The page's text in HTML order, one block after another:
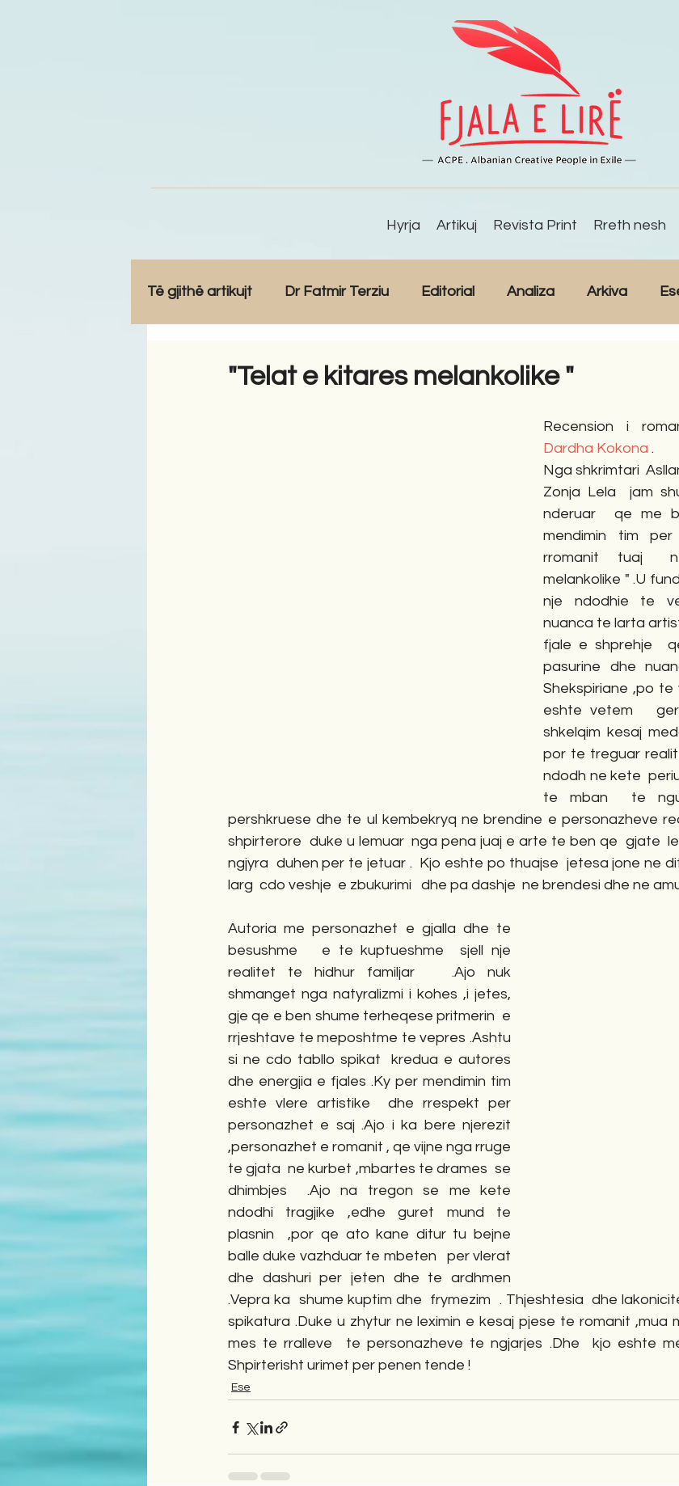
Hyrja Artikuj Revista Print Rreth nesh
Të gjithë artikujt Dr Fatmir Terziu Editorial Analiza Arkiva
Romane English
"Telat e kitares melankolike "
Recension i
Dardha Kokona .
Nga shkrimtari
Zonja Lela  jam
nderuar  qe me
mendimin tim
rromanit  tuaj
melankolike " .U
nje ndodhie te
nuanca te larta
fjale e shprehje
pasurine dhe
Shekspiriane ,po
eshte vetem
shkelqim kesaj
por te treguar
ndodh ne kete
te mban  te
pershkruese dhe te ul kembekryq ne brendine e personazheve
shpirterore  duke u lemuar  nga pena juaj e arte te ben qe  gjate
ngjyra  duhen per te jetuar .  Kjo eshte po thuajse  jetesa jone ne
larg  cdo veshje  e zbukurimi   dhe pa dashje  ne brendesi dhe ne
Autoria me personazhet e gjalla dhe te
besushme   e te kuptueshme  sjell nje
realitet te hidhur familjar   .Ajo nuk
shmanget nga natyralizmi i kohes ,i jetes,
gje qe e ben shume terheqese pritmerin  e
rrjeshtave te meposhtme te vepres .Ashtu
si ne cdo tabllo spikat  kredua e autores
dhe energjia e fjales .Ky per mendimin tim
eshte vlere artistike  dhe rrespekt per
personazhet e saj .Ajo i ka bere njerezit
,personazhet e romanit , qe vijne nga rruge
te gjata  ne kurbet ,mbartes te drames  se
dhimbjes  .Ajo na tregon se me kete
ndodhi tragjike ,edhe guret mund te
plasnin  ,por qe ato kane ditur tu bejne
balle duke vazhduar te mbeten   per vlerat
dhe dashuri per jeten dhe te ardhmen
.Vepra ka  shume kuptim dhe  frymezim  . Thjeshtesia  dhe
spikatura .Duke u zhytur ne leximin e kesaj pjese te romanit ,mua
mes te rralleve  te personazheve te ngjarjes .Dhe  kjo eshte
Shpirterisht urimet per penen tende !
Ese